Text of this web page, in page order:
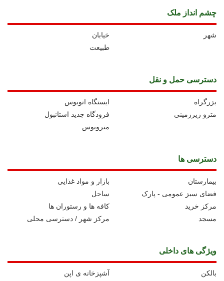
چشم انداز ملک
خیابان
شهر
طبیعت
دسترسی حمل و نقل
ايستگاه اتوبوس
بزرگراه
فرودگاه جدید استانبول
مترو زیرزمینی
متروبوس
دسترسی ها
بازار و مواد غذایی
بیمارستان
ساحل
فضای سبز عمومی - پارک
کافه ها و رستوران ها
مرکز خرید
مرکز شهر / دسترسی محلی
مسجد
ویژگی های داخلی
آشپزخانه ی اپن
بالکن